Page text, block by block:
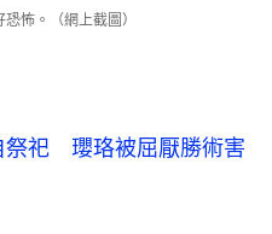
怖。（網上截圖）
祭祀　瓔珞被屈厭勝術害